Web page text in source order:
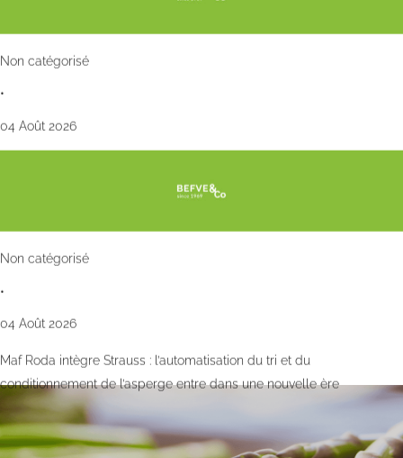
Non catégorisé
•
04 Août 2026
Non catégorisé
•
04 Août 2026
Maf Roda intègre Strauss : l’automatisation du tri et du
conditionnement de l’asperge entre dans une nouvelle ère